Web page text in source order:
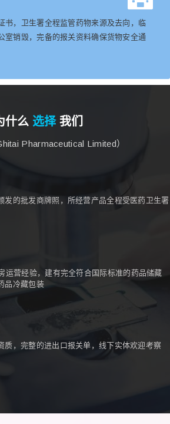
书，卫生署全程监管药物来源及去向，临
室销毁，完备的报关资料确保货物安全通
什么 选择我们
Pharmaceutical Limited）
发的批发商牌照，所经营产品全程受医药卫生署
运营经验，建有完全符合国际标准的药品储藏
品冷藏包装
质，完整的进出口报关单，线下实体欢迎考察